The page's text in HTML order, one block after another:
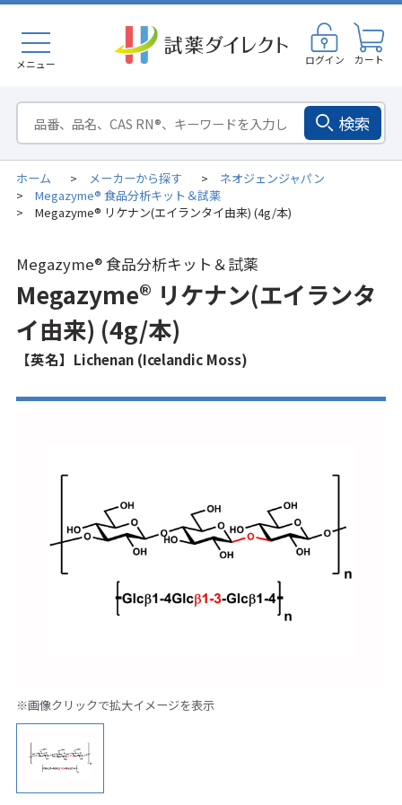
メニュー ログイン カート
検索
ホーム > メーカーから探す > ネオジェンジャパン
> Megazyme® 食品分析キット＆試薬
> Megazyme® リケナン(エイランタイ由来) (4g/本)
Megazyme® 食品分析キット＆試薬
Megazyme® リケナン(エイランタ
イ由来) (4g/本)
【英名】Lichenan (Icelandic Moss)
※画像クリックで拡大イメージを表示